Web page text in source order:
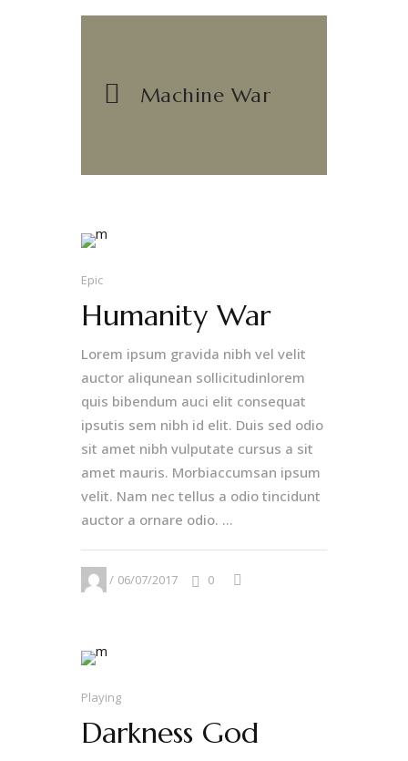
Machine War
Epic
Humanity War
Lorem ipsum gravida nibh vel velit
auctor aliqunean sollicitudinlorem
quis bibendum auci elit consequat
ipsutis sem nibh id elit. Duis sed odio
sit amet nibh vulputate cursus a sit
amet mauris. Morbiaccumsan ipsum
velit. Nam nec tellus a odio tincidunt
auctor a ornare odio. ...
06/07/2017 0
Playing
Darkness God